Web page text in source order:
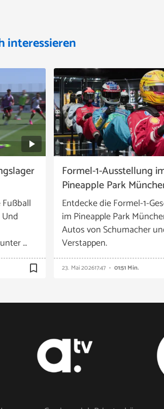
interessieren
Fußball
…
bookmark_border
Formel-1-Ausstellung
Pineapple Park
Entdecke die Formel-1-
im Pineapple Park
Autos von Schumacher
Verstappen.
23. Mai 202617:47 01:51 Min.